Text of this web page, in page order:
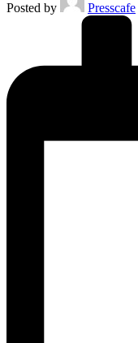
Posted by
Presscafe